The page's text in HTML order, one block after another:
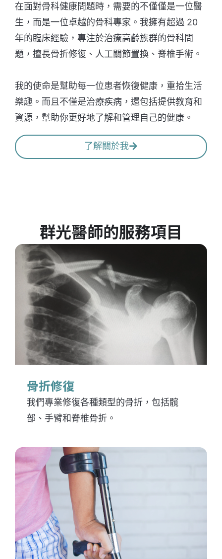
在面對骨科健康問題時，需要的不僅僅是一位醫
生，而是一位卓越的骨科專家。我擁有超過 20
年的臨床經驗，專注於治療高齡族群的骨科問
題，擅長骨折修復、人工關節置換、脊椎手術。
我的使命是幫助每一位患者恢復健康，重拾生活
樂趣。而且不僅是治療疾病，還包括提供教育和
資源，幫助你更好地了解和管理自己的健康。
了解關於我
群光醫師的服務項目
骨折修復
我們專業修復各種類型的骨折，包括髖
部、手臂和脊椎骨折。